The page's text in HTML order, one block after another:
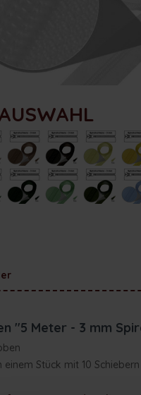
"5 Meter - 3 mm
einem Stück mit 10 Schiebern